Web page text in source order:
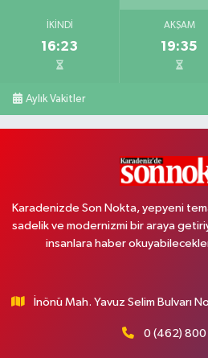
İKINDI
16:23
AKŞAM
19:35
Aylık Vakitler
Karadenizde Son Nokta, yepyeni
sadelik ve modernizmi bir araya
insanlara haber
İnönü Mah. Yavuz Selim Bulvarı
0 (462) 800